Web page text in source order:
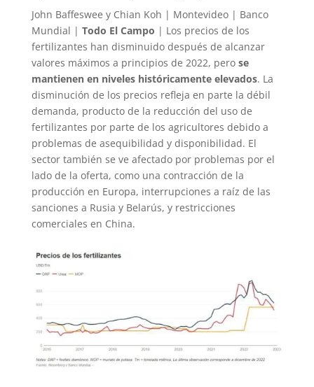
John Baffeswee y Chian Koh | Montevideo | Banco
Mundial | Todo El Campo | Los precios de los
fertilizantes han disminuido después de alcanzar
valores máximos a principios de 2022, pero se
mantienen en niveles históricamente elevados. La
disminución de los precios refleja en parte la débil
demanda, producto de la reducción del uso de
fertilizantes por parte de los agricultores debido a
problemas de asequibilidad y disponibilidad. El
sector también se ve afectado por problemas por el
lado de la oferta, como una contracción de la
producción en Europa, interrupciones a raíz de las
sanciones a Rusia y Belarús, y restricciones
comerciales en China.